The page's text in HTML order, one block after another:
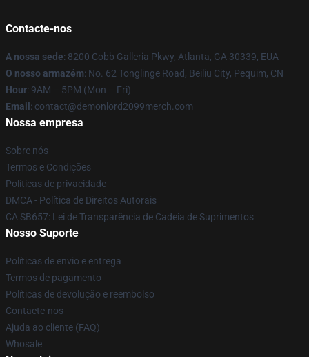
Contacte-nos
A nossa sede: 8200 Cobb Galleria Pkwy, Atlanta, GA 30339, EUA
O nosso armazém: No. 62 Tonglinge Road, Beiliu City, Pequim, CN
Hour: 9AM – 5PM (Mon – Fri)
Email : contact@demonlord2099merch.com
Nossa empresa
Sobre nós
Termos e Condições
Políticas de privacidade
DMCA - Política de Direitos Autorais
CA SB657: Lei de Transparência de Cadeia de Suprimentos
Nosso Suporte
Políticas de envio e entrega
Termos de pagamento
Políticas de devolução e reembolso
Contacte-nos
Ajuda ao cliente (FAQ)
Whosale